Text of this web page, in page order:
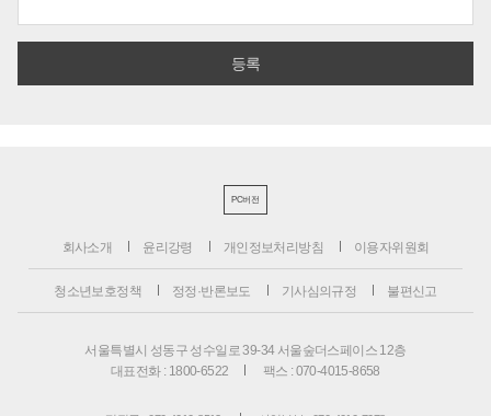
PC버전
회사소개 윤리강령 개인정보처리방침 이용자위원회
청소년보호정책 정정·반론보도 기사심의규정 불편신고
서울특별시 성동구 성수일로 39-34 서울숲더스페이스 12층
대표전화 : 1800-6522
팩스 : 070-4015-8658